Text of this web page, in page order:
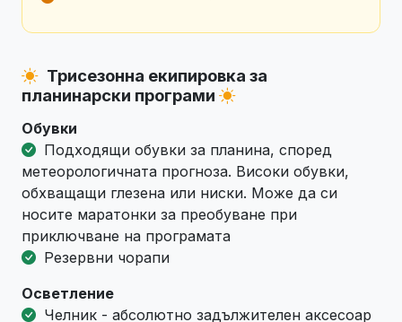
Трисезонна екипировка за
планинарски програми
Обувки
Подходящи обувки за планина, според
метеорологичната прогноза. Високи обувки,
обхващащи глезена или ниски. Може да си
носите маратонки за преобуване при
приключване на програмата
Резервни чорапи
Осветление
Челник - абсолютно задължителен аксесоар